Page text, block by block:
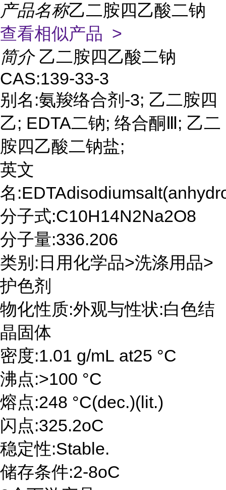
产品名称乙二胺四乙酸二钠
查看相似产品 >
简介 乙二胺四乙酸二钠
CAS:139-33-3
别名:氨羧络合剂-3; 乙二胺四
乙; EDTA二钠; 络合酮Ⅲ; 乙二
胺四乙酸二钠盐;
英文
名
分子式:C10H14N2Na2O8
分子量:336.206
类别:日用化学品>洗涤用品>
护色剂
物化性质:外观与性状:白色结
晶固体
密度:1.01 g/mL at25 °C
沸点:>100 °C
熔点:248 °C(dec.)(lit.)
闪点:325.2oC
稳定性:Stable.
储存条件:2-8oC